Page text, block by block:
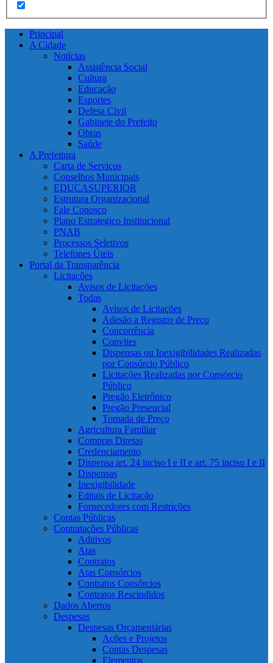
Principal
A Cidade
Notícias
Assistência Social
Cultura
Educação
Esportes
Defesa Civil
Gabinete do Prefeito
Obras
Saúde
A Prefeitura
Carta de Serviços
Conselhos Municipais
EDUCASUPERIOR
Estrutura Organizacional
Fale Conosco
Plano Estrategico Institucional
PNAB
Processos Seletivos
Telefones Úteis
Portal da Transparência
Licitações
Avisos de Licitações
Todas
Avisos de Licitações
Adesão a Registro de Preço
Concorrência
Convites
Dispensas ou Inexigibilidades Realizadas
por Consórcio Público
Licitações Realizadas por Consórcio
Público
Pregão Eletrônico
Pregão Presencial
Tomada de Preço
Agricultura Familiar
Compras Diretas
Credenciamento
Dispensa art. 24 inciso I e II e art. 75 inciso I e II
Dispensas
Inexigibilidade
Editais de Licitação
Fornecedores com Restrições
Contas Públicas
Contratações Públicas
Aditivos
Atas
Contratos
Atas Consórcios
Contratos Consórcios
Contratos Rescindidos
Dados Abertos
Despesas
Despesas Orçamentárias
Ações e Projetos
Contas Despesas
Elementos